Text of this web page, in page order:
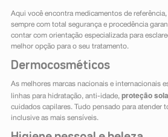
Aqui você encontra medicamentos de referência,
sempre com total segurança e procedência
contar com orientação especializada para
melhor opção para o seu tratamento.
Dermocosméticos
As melhores marcas nacionais e internacionais
linhas para hidratação, anti-idade, proteção
cuidados capilares. Tudo pensado para atender
inclusive as mais sensíveis.